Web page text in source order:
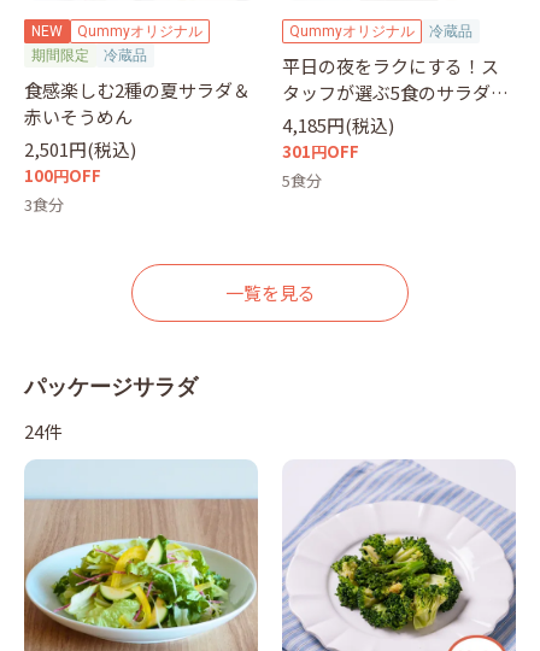
NEW
Qummyオリジナル
期間限定
冷蔵品
食感楽しむ2種の夏サラダ＆
赤いそうめん
2,501円(税込)
100円OFF
3食分
Qummyオリジナル 冷蔵品
平日の夜をラクにする！ス
タッフが選ぶ5食のサラダセ
ット
4,185円(税込)
301円OFF
5食分
一覧を見る
パッケージサラダ
24件